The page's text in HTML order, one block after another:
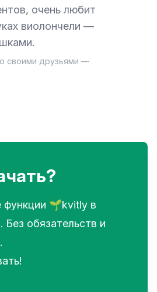
очень любит
виолончели —
своими друзьями —
функции 🌱kvitly в
Без обязательств и